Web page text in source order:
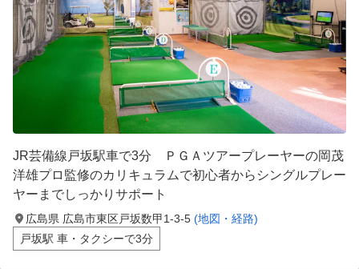
JR芸備線戸坂駅車で3分 ＰＧＡツアープレーヤーの岡茂
洋雄プロ監修のカリキュラムで初心者からシングルプレー
ヤーまでしっかりサポート
広島県 広島市東区戸坂数甲1-3-5 (地図・経路)
戸坂駅 車・タクシーで3分